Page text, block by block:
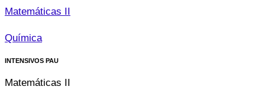
Matemáticas II
Química
INTENSIVOS PAU
Matemáticas II